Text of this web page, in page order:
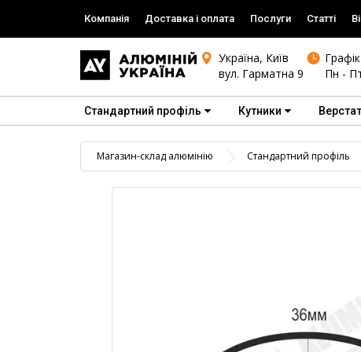
Компанія Доставка і оплата Послуги Статті
Україна, Київ
вул. Гарматна 9
Пн -
Стандартний профіль Кутники
Магазин-склад алюмінію Стандартний профіль